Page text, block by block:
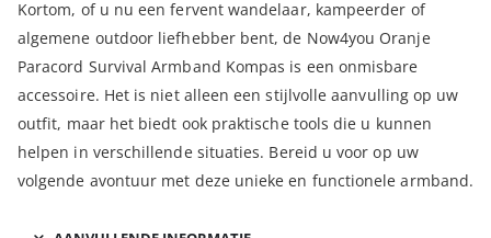
Kortom, of u nu een fervent wandelaar, kampeerder of
algemene outdoor liefhebber bent, de Now4you Oranje
Paracord Survival Armband Kompas is een onmisbare
accessoire. Het is niet alleen een stijlvolle aanvulling op uw
outfit, maar het biedt ook praktische tools die u kunnen
helpen in verschillende situaties. Bereid u voor op uw
volgende avontuur met deze unieke en functionele armband.